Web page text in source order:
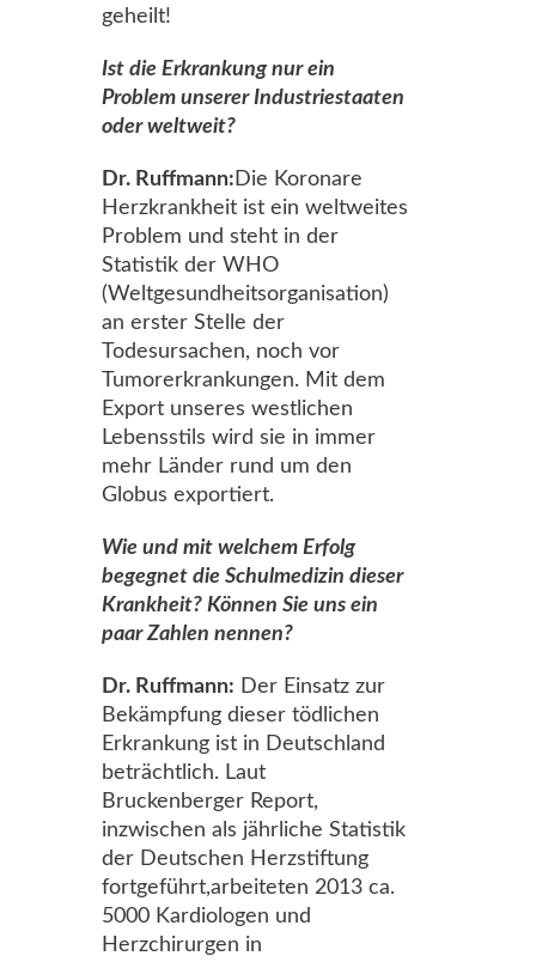
geheilt!
Ist die Erkrankung nur ein
Problem unserer Industriestaaten
oder weltweit?
Dr. Ruffmann: Die Koronare
Herzkrankheit ist ein weltweites
Problem und steht in der
Statistik der WHO
(Weltgesundheitsorganisation)
an erster Stelle der
Todesursachen, noch vor
Tumorerkrankungen. Mit dem
Export unseres westlichen
Lebensstils wird sie in immer
mehr Länder rund um den
Globus exportiert.
Wie und mit welchem Erfolg
begegnet die Schulmedizin dieser
Krankheit? Können Sie uns ein
paar Zahlen nennen?
Dr. Ruffmann: Der Einsatz zur
Bekämpfung dieser tödlichen
Erkrankung ist in Deutschland
beträchtlich. Laut
Bruckenberger Report,
inzwischen als jährliche Statistik
der Deutschen Herzstiftung
fortgeführt,arbeiteten 2013 ca.
5000 Kardiologen und
Herzchirurgen in